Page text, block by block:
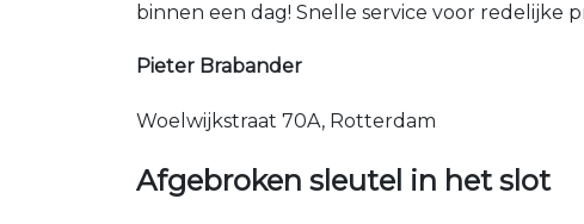
binnen een dag! Snelle service voor redelijke
Pieter Brabander
Woelwijkstraat 70A, Rotterdam
Afgebroken sleutel in het slot